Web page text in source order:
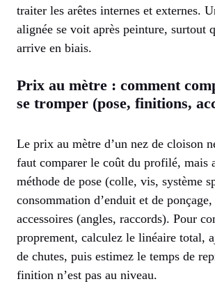
traiter les arêtes internes et externes.
alignée se voit après peinture, surtout
arrive en biais.
Prix au mètre : comment
se tromper (pose, finitions,
Le prix au mètre d’un nez de cloison
faut comparer le coût du profilé, mais
méthode de pose (colle, vis, système
consommation d’enduit et de
accessoires (angles, raccords). Pour
proprement, calculez le linéaire total,
de chutes, puis estimez le temps de
finition n’est pas au niveau.